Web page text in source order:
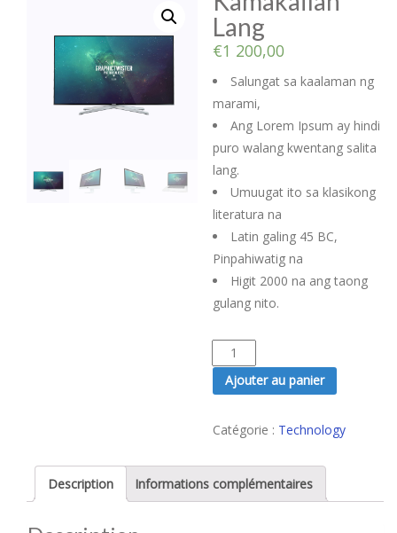
Lang
€1 200,00
Salungat sa kaalaman ng
marami,
Ang Lorem Ipsum ay hindi
puro walang kwentang salita
lang.
Umuugat ito sa klasikong
literatura na
Latin galing 45 BC,
Pinpahiwatig na
Higit 2000 na ang taong
gulang nito.
quantité
de
Kamakailan
Ajouter au panier
Catégorie : Technology
Description Informations complémentaires